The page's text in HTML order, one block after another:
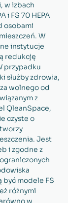
w izbach
i FS 70 HEPA
osobami
W
instytucje
redukcję
przypadku
służby zdrowia,
wolnego od
z
QleanSpace,
czyste o
Jest
i zgodne z
być modele FS
różnymi
w